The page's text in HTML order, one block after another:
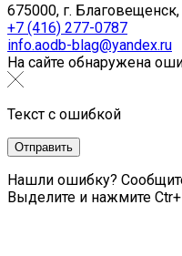
675000, г.
+7 (416) 277-0787
info.aodb-blag@yandex.ru
На сайте обнаружена
Текст с ошибкой
Нашли ошибку?
Выделите и нажмите